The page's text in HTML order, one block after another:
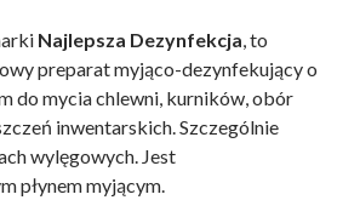
Najlepsza Dezynfekcja , to
preparat myjąco-dezynfekujący o
do mycia chlewni, kurników, obór
inwentarskich. Szczególnie
wylęgowych. Jest
płynem myjącym.